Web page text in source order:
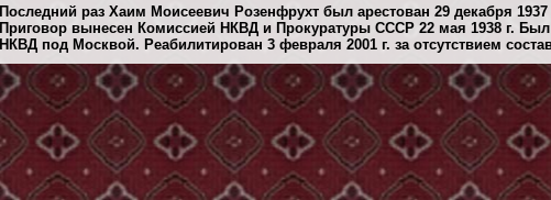
Последний раз Хаим Моисеевич Розенфрухт был арестован 29 декaбря 1937
Приговор вынесен Комиссией НКВД и Прокуратуры СССР 22 мая 1938 г. Был
НКВД под Москвой. Реабилитирован 3 февраля 2001 г. за отсутствием